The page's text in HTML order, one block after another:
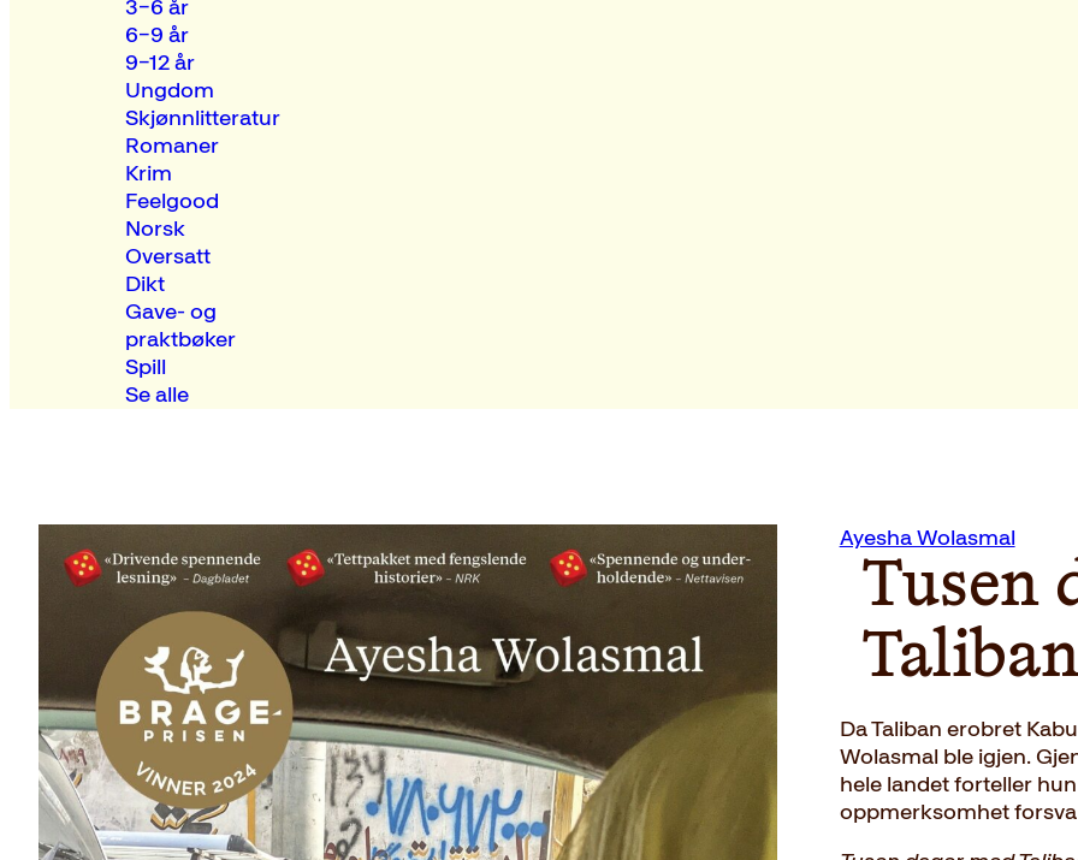
3–6 år
6–9 år
9–12 år
Ungdom
Skjønnlitteratur
Romaner
Krim
Feelgood
Norsk
Oversatt
Dikt
Gave- og
praktbøker
Spill
Se alle
Ayesha Wolasmal
Tusen
Taliban
Da Taliban erobret
Wolasmal ble igjen.
hele landet forteller
oppmerksomhet